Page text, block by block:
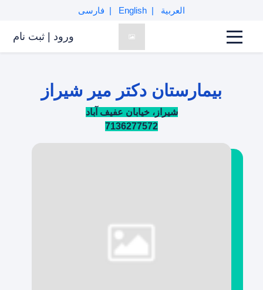
العربية English فارسی
ورود | ثبت نام
بیمارستان دکتر میر شیراز
شیراز، خیابان عفیف آباد
7136277572